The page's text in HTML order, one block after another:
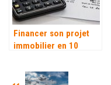
Financer son projet
immobilier en 10